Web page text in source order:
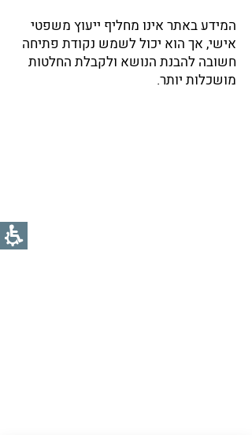
המידע באתר אינו מחליף ייעוץ משפטי
אישי, אך הוא יכול לשמש נקודת פתיחה
חשובה להבנת הנושא ולקבלת החלטות
מושכלות יותר.